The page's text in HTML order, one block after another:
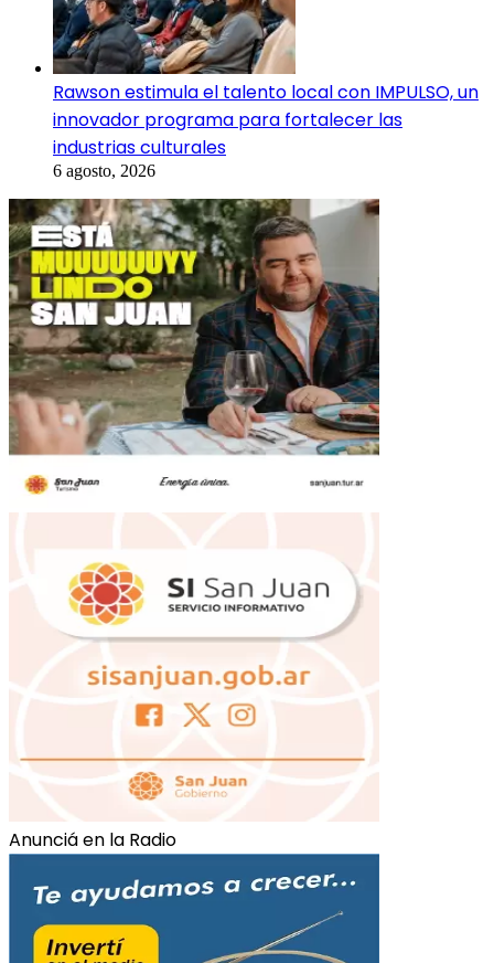
Rawson estimula el talento local con IMPULSO, un
innovador programa para fortalecer las
industrias culturales
6 agosto, 2026
Anunciá en la Radio